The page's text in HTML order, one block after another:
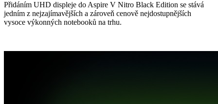
Přidáním UHD displeje do Aspire V Nitro Black Edition se stává
jedním z nejzajímavějších a zároveň cenově nejdostupnějších
vysoce výkonných notebooků na trhu.